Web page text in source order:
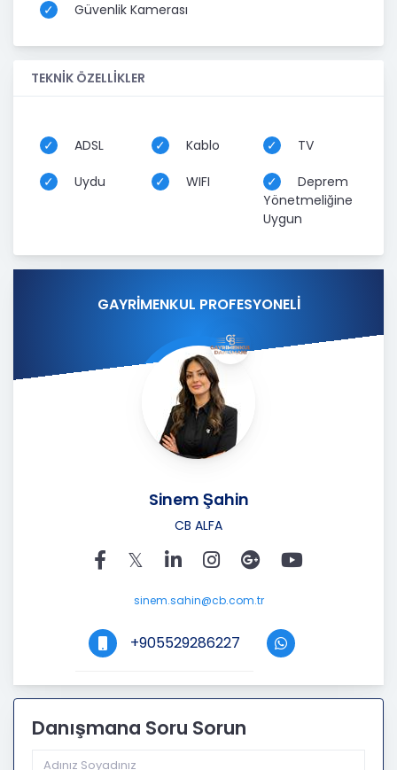
Güvenlik Kamerası
TEKNİK ÖZELLİKLER
ADSL Kablo TV
Uydu WIFI
Deprem
Yönetmeliğine
Uygun
GAYRİMENKUL PROFESYONELİ
Sinem Şahin
CB ALFA
sinem.sahin@cb.com.tr
+905529286227
Danışmana Soru Sorun